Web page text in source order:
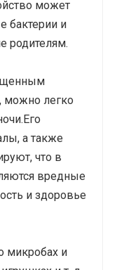
может
бактерии и
родителям.
можно легко
а также
что в
вредные
и здоровье
микробах и